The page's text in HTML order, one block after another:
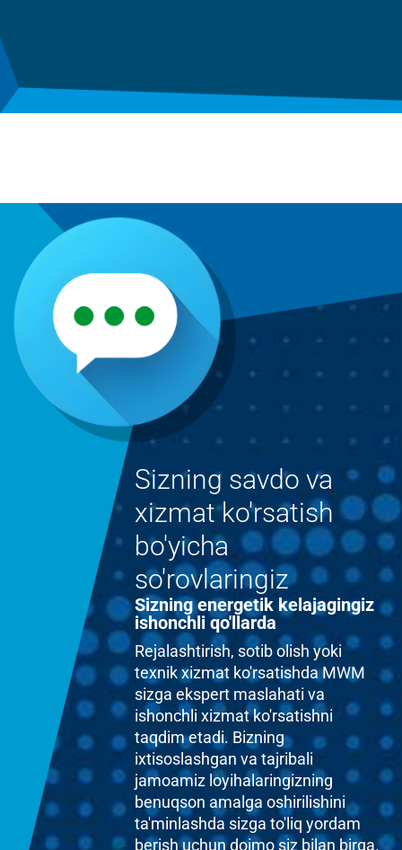
Sizning savdo va
xizmat ko'rsatish
bo'yicha
so'rovlaringiz
Sizning energetik kelajagingiz
ishonchli qo'llarda
Rejalashtirish, sotib olish yoki
texnik xizmat ko'rsatishda MWM
sizga ekspert maslahati va
ishonchli xizmat ko'rsatishni
taqdim etadi. Bizning
ixtisoslashgan va tajribali
jamoamiz loyihalaringizning
benuqson amalga oshirilishini
ta'minlashda sizga to'liq yordam
berish uchun doimo siz bilan birga.